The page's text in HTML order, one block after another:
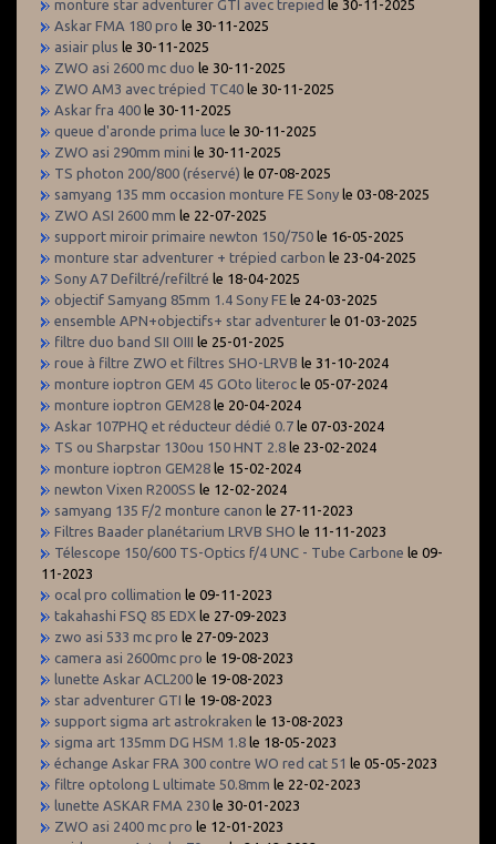
monture star adventurer GTI avec trepied le 30-11-2025
Askar FMA 180 pro le 30-11-2025
asiair plus le 30-11-2025
ZWO asi 2600 mc duo le 30-11-2025
ZWO AM3 avec trépied TC40 le 30-11-2025
Askar fra 400 le 30-11-2025
queue d'aronde prima luce le 30-11-2025
ZWO asi 290mm mini le 30-11-2025
TS photon 200/800 (réservé) le 07-08-2025
samyang 135 mm occasion monture FE Sony le 03-08-2025
ZWO ASI 2600 mm le 22-07-2025
support miroir primaire newton 150/750 le 16-05-2025
monture star adventurer + trépied carbon le 23-04-2025
Sony A7 Defiltré/refiltré le 18-04-2025
objectif Samyang 85mm 1.4 Sony FE le 24-03-2025
ensemble APN+objectifs+ star adventurer le 01-03-2025
filtre duo band SII OIII le 25-01-2025
roue à filtre ZWO et filtres SHO-LRVB le 31-10-2024
monture ioptron GEM 45 GOto literoc le 05-07-2024
monture ioptron GEM28 le 20-04-2024
Askar 107PHQ et réducteur dédié 0.7 le 07-03-2024
TS ou Sharpstar 130ou 150 HNT 2.8 le 23-02-2024
monture ioptron GEM28 le 15-02-2024
newton Vixen R200SS le 12-02-2024
samyang 135 F/2 monture canon le 27-11-2023
Filtres Baader planétarium LRVB SHO le 11-11-2023
Télescope 150/600 TS-Optics f/4 UNC - Tube Carbone le 09-
11-2023
ocal pro collimation le 09-11-2023
takahashi FSQ 85 EDX le 27-09-2023
zwo asi 533 mc pro le 27-09-2023
camera asi 2600mc pro le 19-08-2023
lunette Askar ACL200 le 19-08-2023
star adventurer GTI le 19-08-2023
support sigma art astrokraken le 13-08-2023
sigma art 135mm DG HSM 1.8 le 18-05-2023
échange Askar FRA 300 contre WO red cat 51 le 05-05-2023
filtre optolong L ultimate 50.8mm le 22-02-2023
lunette ASKAR FMA 230 le 30-01-2023
ZWO asi 2400 mc pro le 12-01-2023